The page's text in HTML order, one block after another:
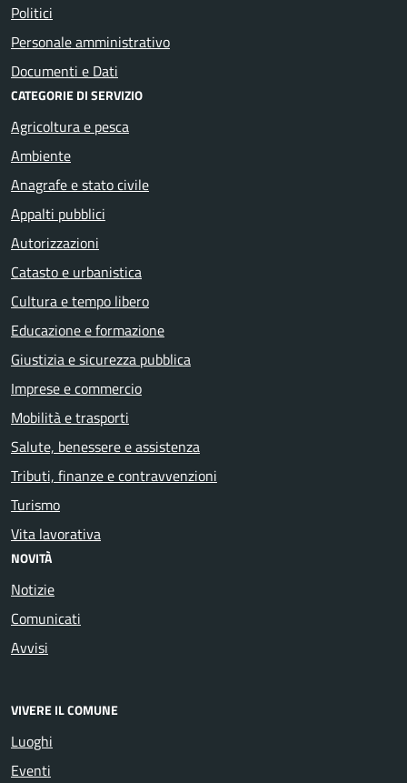
Politici
Personale amministrativo
Documenti e Dati
CATEGORIE DI SERVIZIO
Agricoltura e pesca
Ambiente
Anagrafe e stato civile
Appalti pubblici
Autorizzazioni
Catasto e urbanistica
Cultura e tempo libero
Educazione e formazione
Giustizia e sicurezza pubblica
Imprese e commercio
Mobilità e trasporti
Salute, benessere e assistenza
Tributi, finanze e contravvenzioni
Turismo
Vita lavorativa
NOVITÀ
Notizie
Comunicati
Avvisi
VIVERE IL COMUNE
Luoghi
Eventi